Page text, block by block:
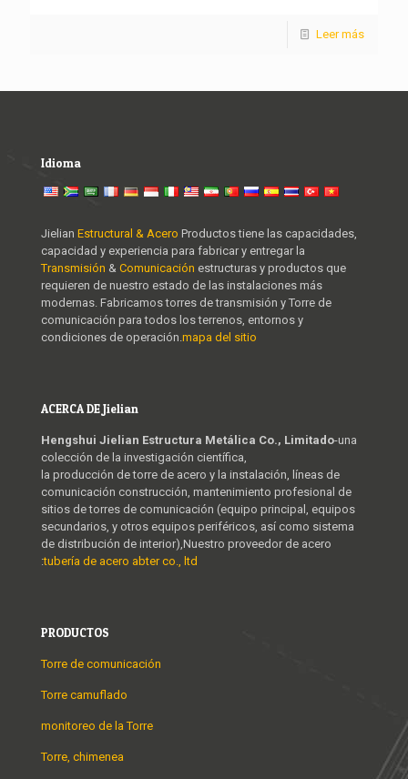
Leer más
Idioma
Jielian Estructural & Acero Productos tiene las capacidades,
capacidad y experiencia para fabricar y entregar la
Transmisión & Comunicación estructuras y productos que
requieren de nuestro estado de las instalaciones más
modernas. Fabricamos torres de transmisión y Torre de
comunicación para todos los terrenos, entornos y
condiciones de operación. mapa del sitio
ACERCA DE Jielian
Hengshui Jielian Estructura Metálica Co., Limitado-una
colección de la investigación científica,
la producción de torre de acero y la instalación, líneas de
comunicación construcción, mantenimiento profesional de
sitios de torres de comunicación (equipo principal, equipos
secundarios, y otros equipos periféricos, así como sistema
de distribución de interior),Nuestro proveedor de acero
:tubería de acero abter co., ltd
PRODUCTOS
Torre de comunicación
Torre camuflado
monitoreo de la Torre
Torre, chimenea